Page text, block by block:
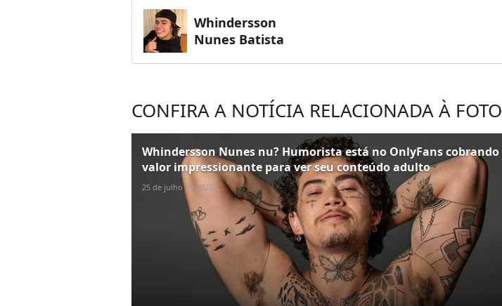
Whindersson
Nunes Batista
CONFIRA A NOTÍCIA RELACIONADA À FOTO
Whindersson Nunes nu? Humorista está no OnlyFans cobrando
valor impressionante para ver seu conteúdo adulto
25 de julho de 2023